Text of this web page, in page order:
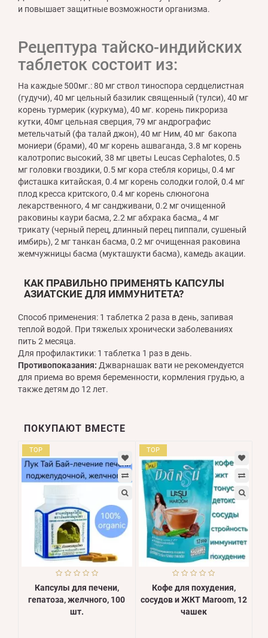
и повышает защитные возможности организма.
Рецептура тайско-индийских
таблеток состоит из:
На каждые 500мг.: 80 мг ствол тиноспора сердцелистная
(гудучи), 40 мг цельный базилик священный (тулси), 40 мг
корень турмерик (куркума), 40 мг. корень пикрориза
кутки, 40мг цельная сверция, 79 мг андрографис
метельчатый (фа талай джон), 40 мг Ним, 40 мг бакопа
мониери (брами), 40 мг корень ашваганда, 3.8 мг корень
калотропис высокий, 38 мг цветы Leucas Cephalotes, 0.5
мг головки гвоздики, 0.5 мг кора стебля корицы, 0.4 мг
фисташка китайская, 0.4 мг корень солодки голой, 0.4 мг
плод кресса критского, 0.4 мг корень слюногона
лекарственного, 4 мг сандживани, 0.2 мг очищенной
раковины каури басма, 2.2 мг абхрака басма,, 4 мг
трикату (черный перец, длинный перец пиппали, сушеный
имбирь), 2 мг танкан басма, 0.2 мг очищенная раковина
жемчужницы басма (мукташукти басма), камедь акации.
КАК ПРАВИЛЬНО ПРИМЕНЯТЬ КАПСУЛЫ
АЗИАТСКИЕ ДЛЯ ИММУНИТЕТА?
Способ применения: 1 таблетка 2 раза в день, запивая
теплой водой. При тяжелых хронически заболеваниях
пить 2 месяца.
Для профилактики: 1 таблетка 1 раз в день.
Противопоказания: Джварнашак вати не рекомендуется
для приема во время беременности, кормления грудью, а
также детям до 12 лет.
ПОКУПАЮТ ВМЕСТЕ
TOP
Капсулы для печени,
гепатоза, желчного, 100
шт.
TOP
Кофе для похудения,
сосудов и ЖКТ Maroom, 12
чашек